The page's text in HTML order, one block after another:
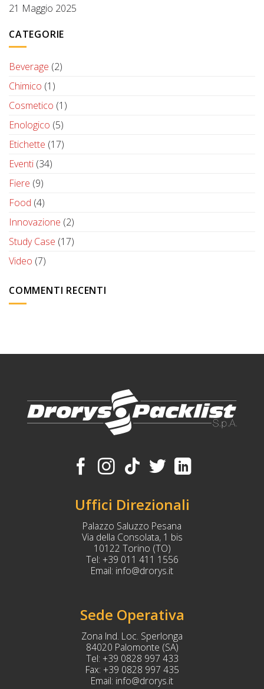
21 Maggio 2025
CATEGORIE
Beverage (2)
Chimico (1)
Cosmetico (1)
Enologico (5)
Etichette (17)
Eventi (34)
Fiere (9)
Food (4)
Innovazione (2)
Study Case (17)
Video (7)
COMMENTI RECENTI
Uffici Direzionali
Palazzo Saluzzo Pesana
Via della Consolata, 1 bis
10122 Torino (TO)
Tel: +39 011 411 1556
Email: info@drorys.it
Sede Operativa
Zona Ind. Loc. Sperlonga
84020 Palomonte (SA)
Tel: +39 0828 997 433
Fax: +39 0828 997 435
Email: info@drorys.it